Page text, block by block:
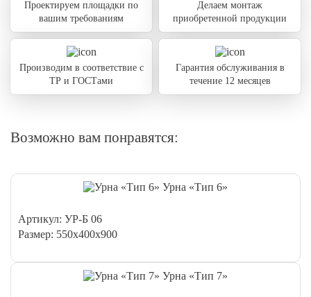
Проектируем площадки по
вашим требованиям
Делаем монтаж
приобретенной продукции
Производим в соответствие с
ТР и ГОСТами
Гарантия обслуживания в
течение 12 месяцев
Возможно вам понравятся:
Урна «Тип 6»
Артикул: УР-Б 06
Размер: 550х400х900
Урна «Тип 7»